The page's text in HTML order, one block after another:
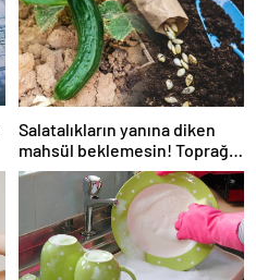
Salatalıkların yanına diken
mahsül beklemesin! Toprağı
verimsiz hale getiriyor